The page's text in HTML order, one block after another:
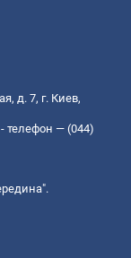
д. 7, г. Киев,
телефон — (044)